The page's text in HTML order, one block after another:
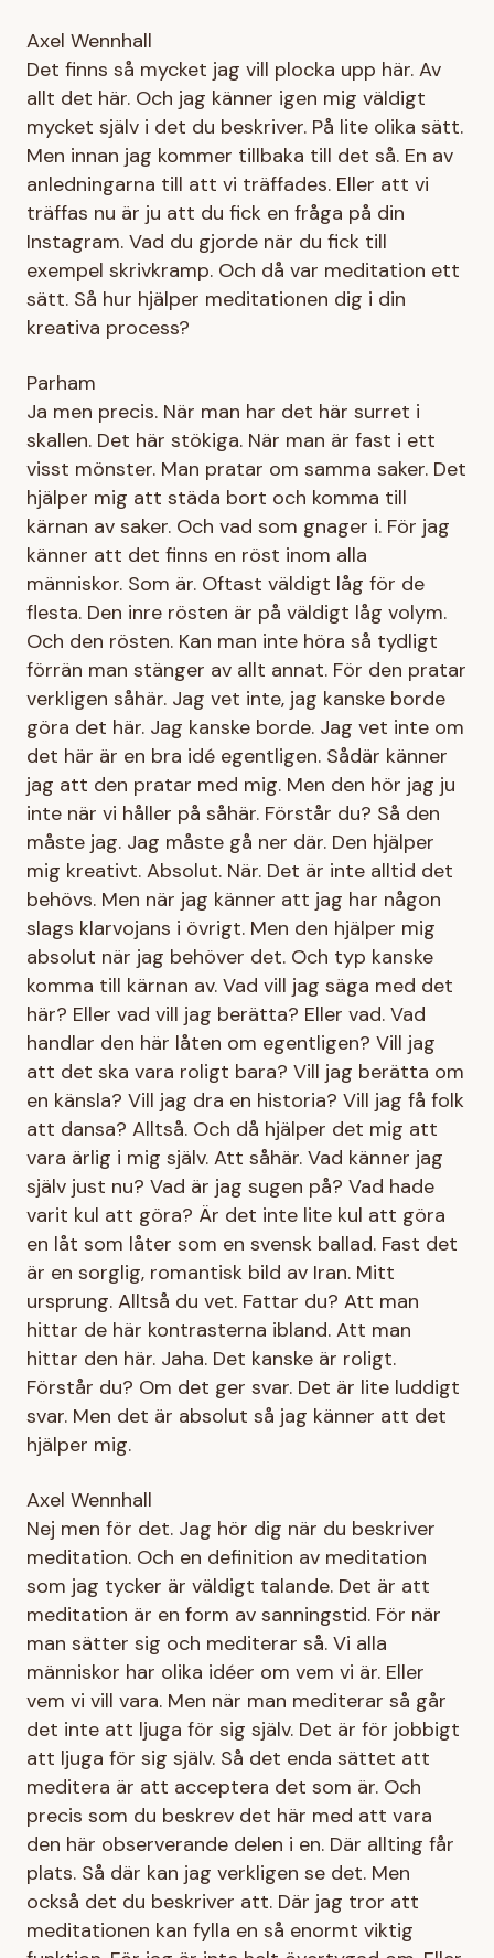
Axel Wennhall
Det finns så mycket jag vill plocka upp här. Av
allt det här. Och jag känner igen mig väldigt
mycket själv i det du beskriver. På lite olika sätt.
Men innan jag kommer tillbaka till det så. En av
anledningarna till att vi träffades. Eller att vi
träffas nu är ju att du fick en fråga på din
Instagram. Vad du gjorde när du fick till
exempel skrivkramp. Och då var meditation ett
sätt. Så hur hjälper meditationen dig i din
kreativa process?
Parham
Ja men precis. När man har det här surret i
skallen. Det här stökiga. När man är fast i ett
visst mönster. Man pratar om samma saker. Det
hjälper mig att städa bort och komma till
kärnan av saker. Och vad som gnager i. För jag
känner att det finns en röst inom alla
människor. Som är. Oftast väldigt låg för de
flesta. Den inre rösten är på väldigt låg volym.
Och den rösten. Kan man inte höra så tydligt
förrän man stänger av allt annat. För den pratar
verkligen såhär. Jag vet inte, jag kanske borde
göra det här. Jag kanske borde. Jag vet inte om
det här är en bra idé egentligen. Sådär känner
jag att den pratar med mig. Men den hör jag ju
inte när vi håller på såhär. Förstår du? Så den
måste jag. Jag måste gå ner där. Den hjälper
mig kreativt. Absolut. När. Det är inte alltid det
behövs. Men när jag känner att jag har någon
slags klarvojans i övrigt. Men den hjälper mig
absolut när jag behöver det. Och typ kanske
komma till kärnan av. Vad vill jag säga med det
här? Eller vad vill jag berätta? Eller vad. Vad
handlar den här låten om egentligen? Vill jag
att det ska vara roligt bara? Vill jag berätta om
en känsla? Vill jag dra en historia? Vill jag få folk
att dansa? Alltså. Och då hjälper det mig att
vara ärlig i mig själv. Att såhär. Vad känner jag
själv just nu? Vad är jag sugen på? Vad hade
varit kul att göra? Är det inte lite kul att göra
en låt som låter som en svensk ballad. Fast det
är en sorglig, romantisk bild av Iran. Mitt
ursprung. Alltså du vet. Fattar du? Att man
hittar de här kontrasterna ibland. Att man
hittar den här. Jaha. Det kanske är roligt.
Förstår du? Om det ger svar. Det är lite luddigt
svar. Men det är absolut så jag känner att det
hjälper mig.
Axel Wennhall
Nej men för det. Jag hör dig när du beskriver
meditation. Och en definition av meditation
som jag tycker är väldigt talande. Det är att
meditation är en form av sanningstid. För när
man sätter sig och mediterar så. Vi alla
människor har olika idéer om vem vi är. Eller
vem vi vill vara. Men när man mediterar så går
det inte att ljuga för sig själv. Det är för jobbigt
att ljuga för sig själv. Så det enda sättet att
meditera är att acceptera det som är. Och
precis som du beskrev det här med att vara
den här observerande delen i en. Där allting får
plats. Så där kan jag verkligen se det. Men
också det du beskriver att. Där jag tror att
meditationen kan fylla en så enormt viktig